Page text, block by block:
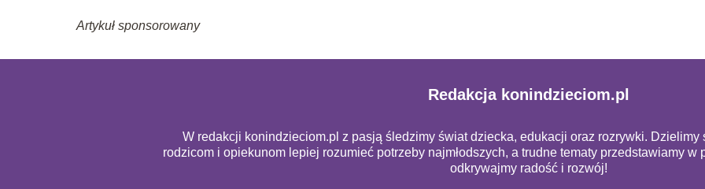
Artykuł sponsorowany
Redakcja konindzieciom.pl
W redakcji konindzieciom.pl z pasją śledzimy świat dziecka, edukacji oraz rozrywki.
rodzicom i opiekunom lepiej rozumieć potrzeby najmłodszych, a trudne tematy przedstawiamy w
odkrywajmy radość i rozwój!